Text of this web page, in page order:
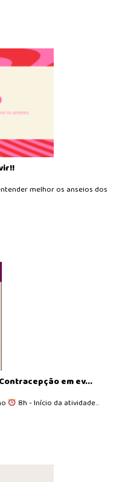
melhor os anseios dos
em ev...
8h - Início da atividade...